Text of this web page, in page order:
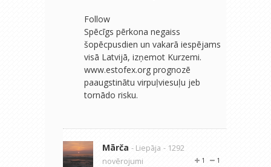
Follow
Spēcīgs pērkona negaiss
šopēcpusdien un vakarā iespējams
visā Latvijā, izņemot Kurzemi.
www.estofex.org prognozē
paaugstinātu virpuļviesuļu jeb
tornādo risku.
Mārča - Liepāja - 1292
novērojumi
1
1